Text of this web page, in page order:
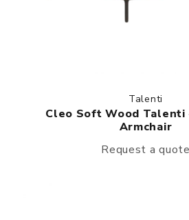
Talenti
Cleo Soft Wood Talenti
Armchair
Request a quote